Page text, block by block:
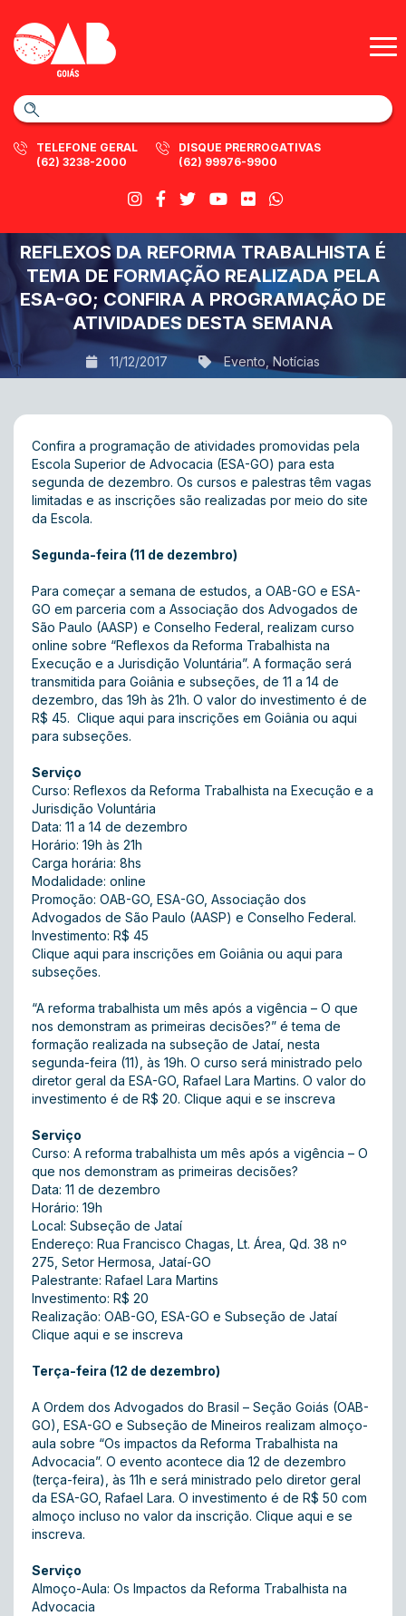
TELEFONE GERAL
(62) 3238-2000
DISQUE PRERROGATIVAS
(62) 99976-9900
REFLEXOS DA REFORMA TRABALHISTA É
TEMA DE FORMAÇÃO REALIZADA PELA
ESA-GO; CONFIRA A PROGRAMAÇÃO DE
ATIVIDADES DESTA SEMANA
11/12/2017 Evento Notícias
Confira a programação de atividades promovidas pela
Escola Superior de Advocacia (ESA-GO) para esta
segunda de dezembro. Os cursos e palestras têm vagas
limitadas e as inscrições são realizadas por meio do site
da Escola.
Segunda-feira (11 de dezembro)
Para começar a semana de estudos, a OAB-GO e ESA-
GO em parceria com a Associação dos Advogados de
São Paulo (AASP) e Conselho Federal, realizam curso
online sobre “Reflexos da Reforma Trabalhista na
Execução e a Jurisdição Voluntária”. A formação será
transmitida para Goiânia e subseções, de 11 a 14 de
dezembro, das 19h às 21h. O valor do investimento é de
R$ 45. Clique aqui para inscrições em Goiânia ou aqui
para subseções.
Serviço
Curso: Reflexos da Reforma Trabalhista na Execução e a
Jurisdição Voluntária
Data: 11 a 14 de dezembro
Horário: 19h às 21h
Carga horária: 8hs
Modalidade: online
Promoção: OAB-GO, ESA-GO, Associação dos
Advogados de São Paulo (AASP) e Conselho Federal.
Investimento: R$ 45
Clique aqui para inscrições em Goiânia ou aqui para
subseções.
“A reforma trabalhista um mês após a vigência – O que
nos demonstram as primeiras decisões?” é tema de
formação realizada na subseção de Jataí, nesta
segunda-feira (11), às 19h. O curso será ministrado pelo
diretor geral da ESA-GO, Rafael Lara Martins. O valor do
investimento é de R$ 20. Clique aqui e se inscreva
Serviço
Curso: A reforma trabalhista um mês após a vigência – O
que nos demonstram as primeiras decisões?
Data: 11 de dezembro
Horário: 19h
Local: Subseção de Jataí
Endereço: Rua Francisco Chagas, Lt. Área, Qd. 38 nº
275, Setor Hermosa, Jataí-GO
Palestrante: Rafael Lara Martins
Investimento: R$ 20
Realização: OAB-GO, ESA-GO e Subseção de Jataí
Clique aqui e se inscreva
Terça-feira (12 de dezembro)
A Ordem dos Advogados do Brasil – Seção Goiás (OAB-
GO), ESA-GO e Subseção de Mineiros realizam almoço-
aula sobre “Os impactos da Reforma Trabalhista na
Advocacia”. O evento acontece dia 12 de dezembro
(terça-feira), às 11h e será ministrado pelo diretor geral
da ESA-GO, Rafael Lara. O investimento é de R$ 50 com
almoço incluso no valor da inscrição. Clique aqui e se
inscreva.
Serviço
Almoço-Aula: Os Impactos da Reforma Trabalhista na
Advocacia